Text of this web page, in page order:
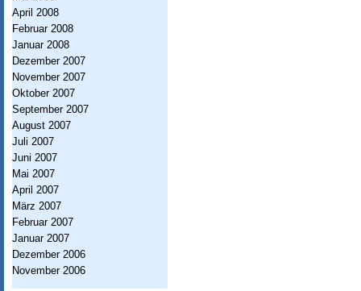
t
i
o
n
s
w
i
s
s
e
n
s
April 2008
Februar 2008
Januar 2008
Dezember 2007
November 2007
Oktober 2007
September 2007
August 2007
Juli 2007
Juni 2007
Mai 2007
April 2007
März 2007
Februar 2007
Januar 2007
Dezember 2006
November 2006